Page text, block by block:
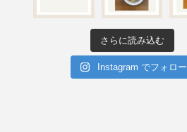
さらに読み込む
Instagram でフォロー